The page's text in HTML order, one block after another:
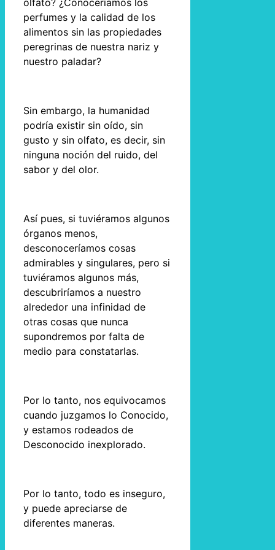
perfumes y la calidad de los
alimentos sin las propiedades
peregrinas de nuestra nariz y
nuestro paladar?
Sin embargo, la humanidad
podría existir sin oído, sin
gusto y sin olfato, es decir, sin
ninguna noción del ruido, del
sabor y del olor.
Así pues, si tuviéramos algunos
órganos menos,
desconoceríamos cosas
admirables y singulares, pero si
tuviéramos algunos más,
descubriríamos a nuestro
alrededor una infinidad de
otras cosas que nunca
supondremos por falta de
medio para constatarlas.
Por lo tanto, nos equivocamos
cuando juzgamos lo Conocido,
y estamos rodeados de
Desconocido inexplorado.
Por lo tanto, todo es inseguro,
y puede apreciarse de
diferentes maneras.